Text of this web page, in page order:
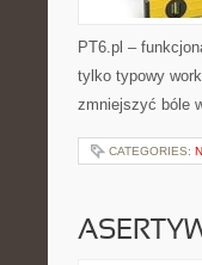
PT6.pl –
tylko typowy
zmniejszyć bóle
CATEGORIES: